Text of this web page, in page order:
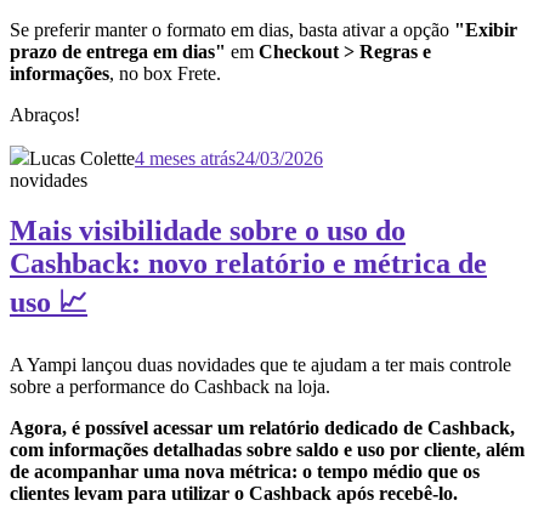
Se preferir manter o formato em dias, basta ativar a opção "Exibir
prazo de entrega em dias" em Checkout > Regras e
informações, no box Frete.
Abraços!
Lucas Colette4 meses atrás24/03/2026
novidades
Mais visibilidade sobre o uso do
Cashback: novo relatório e métrica de
uso 📈
A Yampi lançou duas novidades que te ajudam a ter mais controle
sobre a performance do Cashback na loja.
Agora, é possível acessar um relatório dedicado de Cashback,
com informações detalhadas sobre saldo e uso por cliente, além
de acompanhar uma nova métrica: o tempo médio que os
clientes levam para utilizar o Cashback após recebê-lo.